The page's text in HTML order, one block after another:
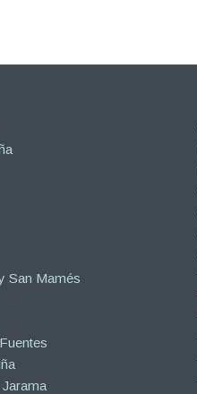
San Mamés